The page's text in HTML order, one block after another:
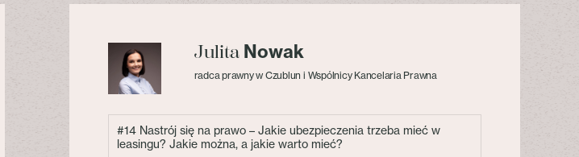
Julita Nowak
radca prawny w Czublun i Wspólnicy Kancelaria Prawna
#14 Nastrój się na prawo – Jakie ubezpieczenia trzeba mieć w
leasingu? Jakie można, a jakie warto mieć?